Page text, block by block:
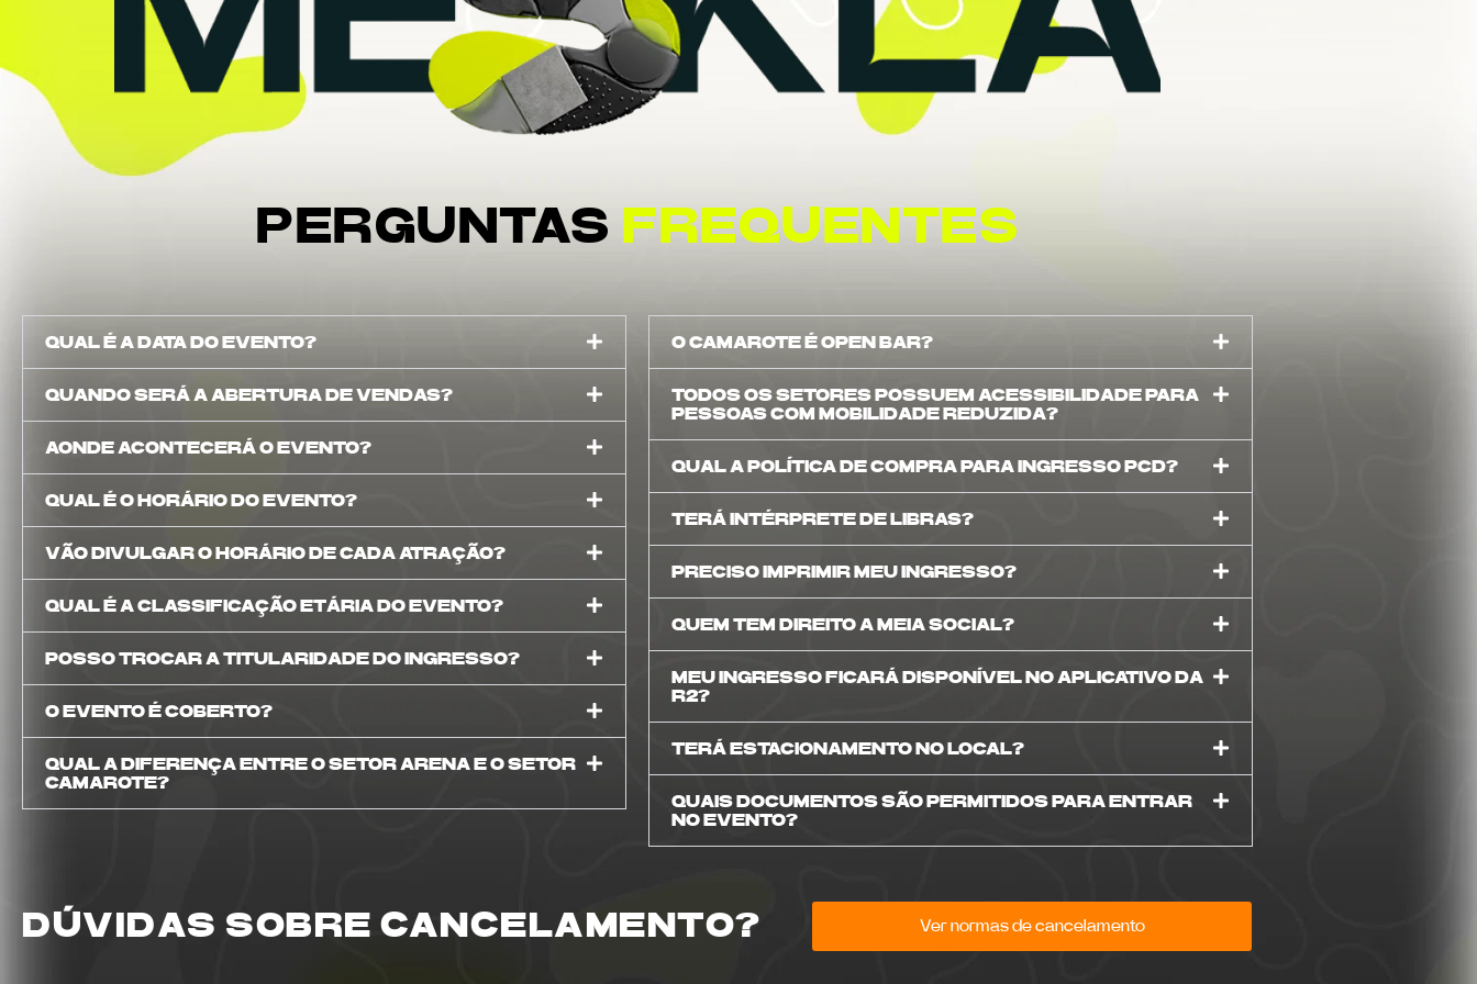
PERGUNTAS FREQUENTES
QUAL É A DATA DO EVENTO?
QUANDO SERÁ A ABERTURA DE VENDAS?
AONDE ACONTECERÁ O EVENTO?
QUAL É O HORÁRIO DO EVENTO?
VÃO DIVULGAR O HORÁRIO DE CADA ATRAÇÃO?
QUAL É A CLASSIFICAÇÃO ETÁRIA DO EVENTO?
POSSO TROCAR A TITULARIDADE DO INGRESSO?
O EVENTO É COBERTO?
QUAL A DIFERENÇA ENTRE O SETOR ARENA E O SETOR
CAMAROTE?
O CAMAROTE É OPEN BAR?
TODOS OS SETORES POSSUEM ACESSIBILIDADE PARA
PESSOAS COM MOBILIDADE REDUZIDA?
QUAL A POLÍTICA DE COMPRA PARA INGRESSO PCD?
TERÁ INTÉRPRETE DE LIBRAS?
PRECISO IMPRIMIR MEU INGRESSO?
QUEM TEM DIREITO A MEIA SOCIAL?
MEU INGRESSO FICARÁ DISPONÍVEL NO APLICATIVO DA
R2?
TERÁ ESTACIONAMENTO NO LOCAL?
QUAIS DOCUMENTOS SÃO PERMITIDOS PARA ENTRAR
NO EVENTO?
DÚVIDAS SOBRE CANCELAMENTO? Ver normas de cancelamento